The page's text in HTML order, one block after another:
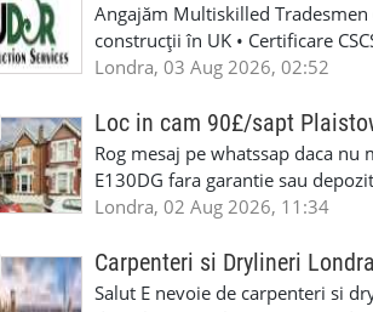
Angajăm Multiskilled
construcții în UK • Certificare
specializate (căutăm
interioare • Permis de
(reprezintă un avantaj
performanță • £200 – £250 pe
posibilități reale de avansare •
oră pauză de masă) •
Londra, 03 Aug 2026, 02:52
Loc in cam 90£/sapt
Rog mesaj pe whatssap daca nu
E130DG fara garantie sau
fiecare pat beneficiaza de dulap
saptaminal fara garantie sau
de 1/sapt) -tel- 07440366084
Londra, 02 Aug 2026, 11:34
Carpenteri si Drylineri Londra
Salut E nevoie de carpenteri si